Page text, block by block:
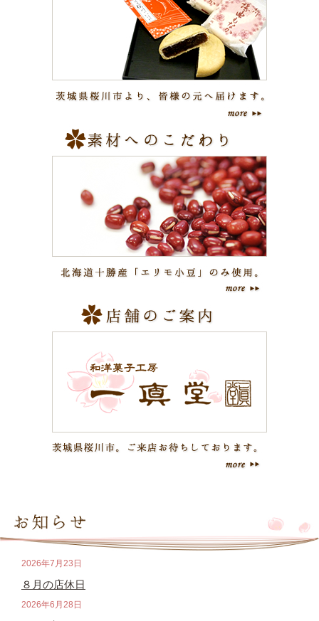
2026年7月23日
８月の店休日
2026年6月28日